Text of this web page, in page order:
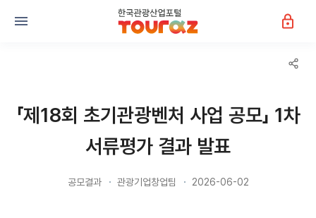
「제18회 초기관광벤처 사업 공모」 1차
서류평가 결과 발표
공모결과 관광기업창업팀 2026-06-02